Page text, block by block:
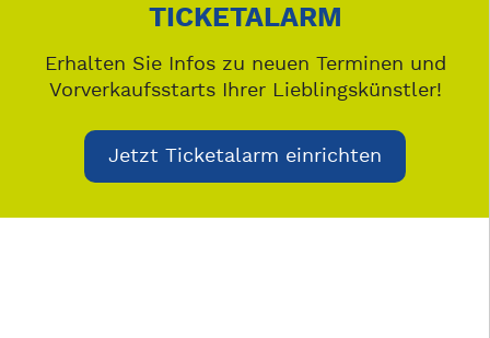
TICKETALARM
Erhalten Sie Infos zu neuen Terminen und
Vorverkaufsstarts Ihrer Lieblingskünstler!
Jetzt Ticketalarm einrichten